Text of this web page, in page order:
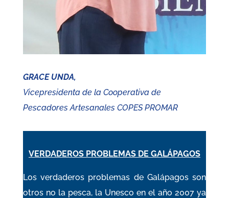
GRACE UNDA,
Vicepresidenta de la Cooperativa de
Pescadores Artesanales COPES PROMAR
VERDADEROS PROBLEMAS DE GALÁPAGOS
Los verdaderos problemas de Galápagos son
otros no la pesca, la Unesco en el año 2007 ya